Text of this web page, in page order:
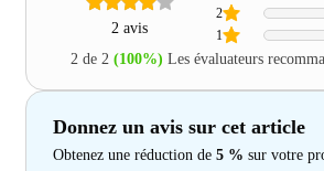
2 avis 1
2
2 de 2 (100%) Les évaluateurs
Donnez un avis sur cet article
Obtenez une réduction de 5 % sur votre